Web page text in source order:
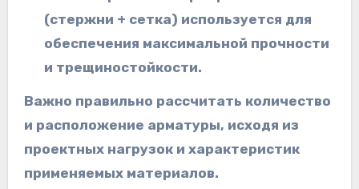
(стержни + сетка) используется для
обеспечения максимальной прочности
и трещиностойкости.
Важно правильно рассчитать количество
и расположение арматуры, исходя из
проектных нагрузок и характеристик
применяемых материалов.